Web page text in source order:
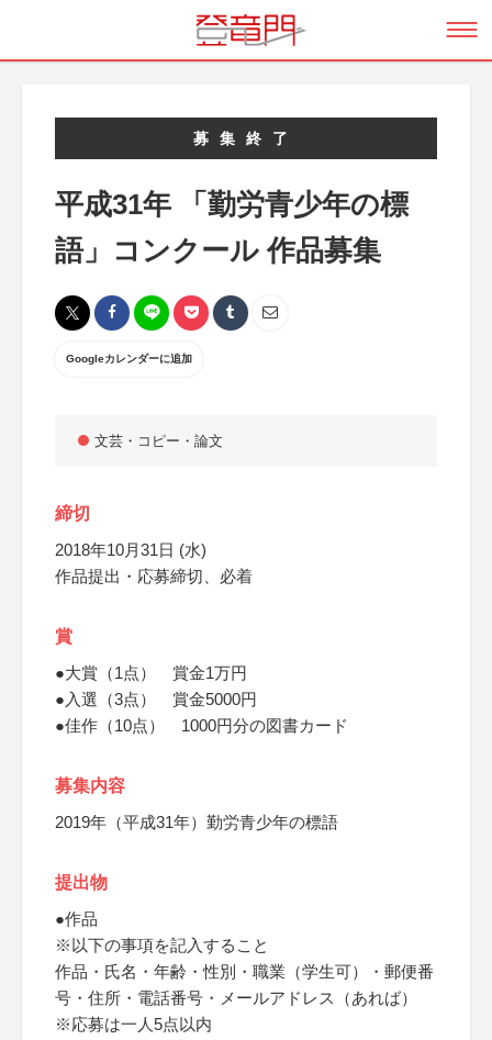
募集終了
平成31年 「勤労青少年の標
語」コンクール 作品募集
Googleカレンダーに追加
文芸・コピー・論文
締切
2018年10月31日 (水)
作品提出・応募締切、必着
賞
●大賞（1点） 賞金1万円
●入選（3点） 賞金5000円
●佳作（10点） 1000円分の図書カード
募集内容
2019年（平成31年）勤労青少年の標語
提出物
●作品
※以下の事項を記入すること
作品・氏名・年齢・性別・職業（学生可）・郵便番
号・住所・電話番号・メールアドレス（あれば）
※応募は一人5点以内